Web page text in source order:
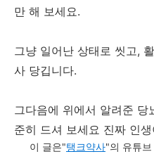
만 해 보세요.
그냥 일어난 상태로 씻고,
사 당깁니다.
그다음에 위에서 알려준
준히 드셔 보세요 진짜 인
이 글은"탱크약사"의 유튜